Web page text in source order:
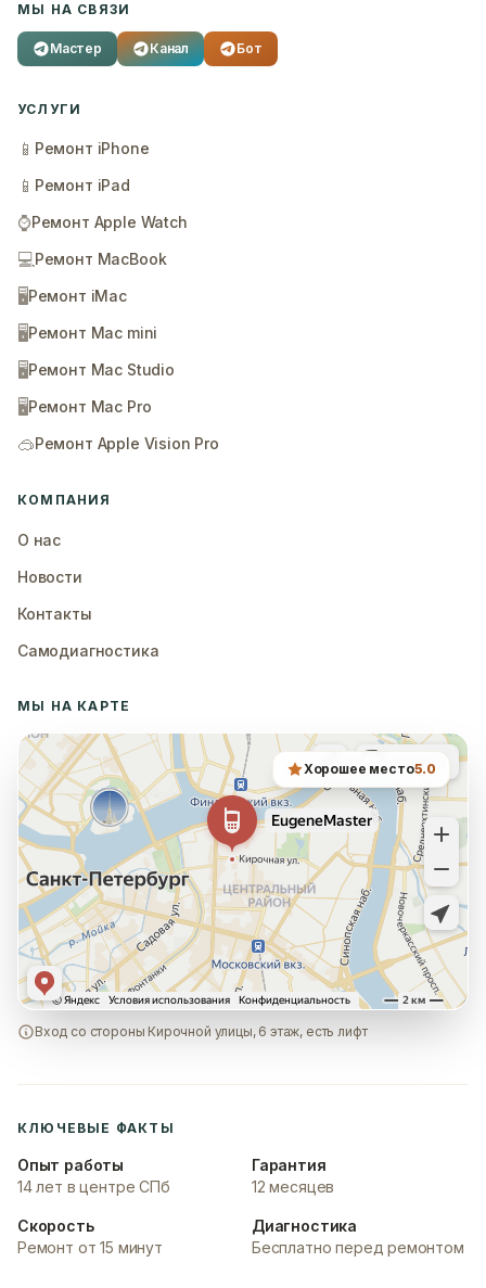
МЫ НА СВЯЗИ
Мастер Канал Бот
УСЛУГИ
📱 Ремонт iPhone
📱 Ремонт iPad
⌚Ремонт Apple Watch
💻Ремонт MacBook
🖥️Ремонт iMac
🖥️Ремонт Mac mini
🖥️Ремонт Mac Studio
🖥️Ремонт Mac Pro
🥽Ремонт Apple Vision Pro
КОМПАНИЯ
О нас
Новости
Контакты
Самодиагностика
МЫ НА КАРТЕ
Хорошее место5.0
Вход со стороны Кирочной улицы, 6 этаж, есть лифт
КЛЮЧЕВЫЕ ФАКТЫ
Опыт работы
14 лет в центре СПб
Гарантия
12 месяцев
Скорость
Ремонт от 15 минут
Диагностика
Бесплатно перед ремонтом